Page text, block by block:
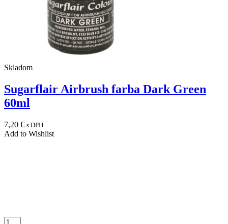
Skladom
Sugarflair Airbrush farba Dark Green
60ml
7,20 € s DPH
Add to Wishlist